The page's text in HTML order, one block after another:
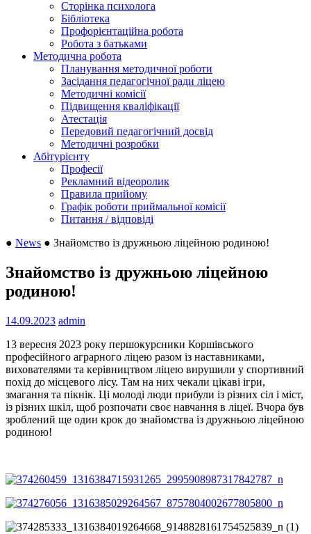
Сторінка психолога
Бібліотека
Профорієнтаційна робота
Робота з батьками
Методична робота
Планування методичної роботи
Засідання педагогічної ради ліцею
Методичні комісії
Підвищення кваліфікації
Атестація
Передовий педагогічний досвід
Методичні розробки
Абітурієнту
Професії
Рекламний відеоролик
Правила прийому
Графік роботи приймальної комісії
Питання / відповіді
● News ● Знайомство із дружньою ліцейною родиною!
Знайомство із дружньою ліцейною
родиною!
14.09.2023 admin
13 вересня 2023 року першокурсники Коршівського
професійного аграрного ліцею разом із наставниками,
вихователями та керівництвом ліцею вирушили у спортивний
похід до місцевого лісу. Там на них чекали цікаві ігри,
змагання та пікнік. Ці молоді люди прибули із різних сіл і міст,
із різних шкіл, щоб розпочати своє навчання в ліцеї. Вчора був
зроблений ще один крок до знайомства із дружньою ліцейною
родиною!